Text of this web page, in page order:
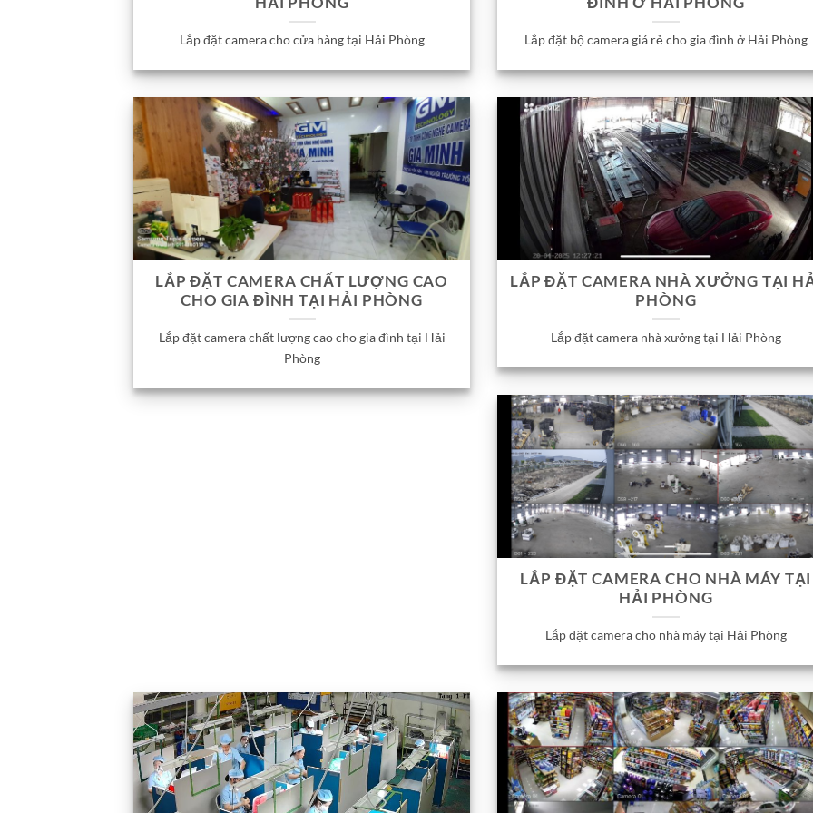
Lắp đặt camera cho cửa hàng tại Hải Phòng Lắp đặt bộ camera giá rẻ cho gia đình ở Hải Phòng
LẮP ĐẶT CAMERA CHẤT LƯỢNG CAO
CHO GIA ĐÌNH TẠI HẢI PHÒNG
Lắp đặt camera chất lượng cao cho gia đình tại Hải
Phòng
LẮP ĐẶT CAMERA NHÀ XƯỞNG TẠI
PHÒNG
Lắp đặt camera nhà xưởng tại Hải Phòng
LẮP ĐẶT CAMERA CHO NHÀ MÁY TẠI
HẢI PHÒNG
Lắp đặt camera cho nhà máy tại Hải Phòng